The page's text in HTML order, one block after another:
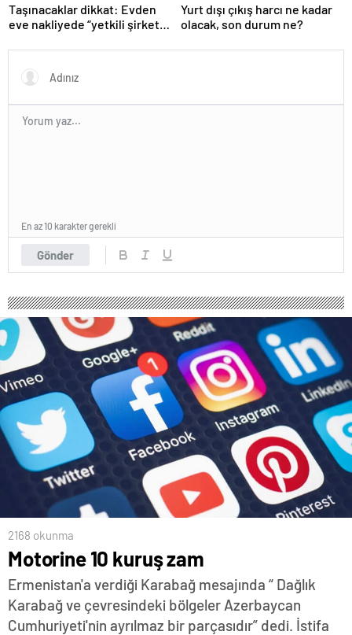
Taşınacaklar dikkat: Evden
eve nakliyede “yetkili şirket”
Yurt dışı çıkış harcı ne kadar
olacak, son durum ne?
Gönder
En az 10 karakter gerekli
2168 okunma
Motorine 10 kuruş zam
Ermenistan'a verdiği Karabağ mesajında “ Dağlık
Karabağ ve çevresindeki bölgeler Azerbaycan
Cumhuriyeti'nin ayrılmaz bir parçasıdır” dedi. İstifa